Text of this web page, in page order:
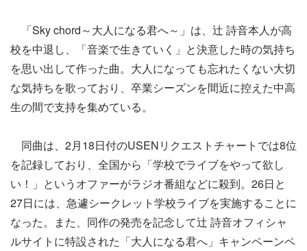
「Sky chord～大人になる君へ～」は、辻 詩音本人が高
校を中退し、「音楽で生きていく」と決意した時の気持ち
を思い出して作った曲。大人になっても忘れたくない大切
な気持ちを歌っており、卒業シーズンを間近に控えた中高
生の間で支持を集めている。
同曲は、2月18日付のUSENリクエストチャートでは8位
を記録しており、全国から「学校でライブをやって欲し
い！」というオファーがラジオ番組などに殺到。26日と
27日には、急遽シークレット学校ライブを実施することに
なった。また、同作の発売を記念して辻 詩音オフィシャ
ルサイトに特設された「大人になる君へ」キャンペーンペ